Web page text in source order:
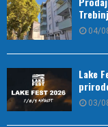
04/
Lake
03/